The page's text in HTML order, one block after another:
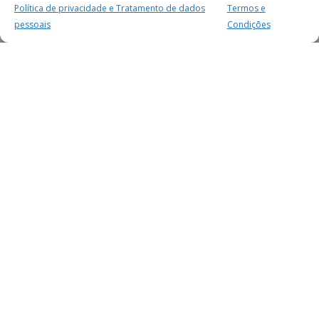
Política de privacidade e Tratamento de dados
pessoais
Termos e
Condições